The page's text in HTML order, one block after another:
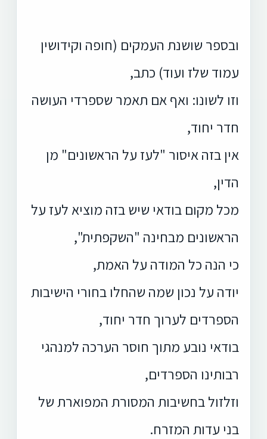
ובספר שושנת העמקים (חופה וקידושין
עמוד שלז ועוד) כתב,
וזו לשונו: ואף אם תאמר שספרדי העושה
חדר יחוד,
אין בזה איסור "לעז על הראשונים" מן
הדין,
מכל מקום בודאי שיש בזה מוציא לעז על
הראשונים מבחינה "השקפתית",
כי הנה כל המודה על האמת,
יודה על נכון שמה שהחלו בחורי הישיבות
הספרדים לערוך חדר יחוד,
בודאי נובע מתוך חוסר הערכה למנהגי
רבותינו הספרדים,
וזלזול בחשיבות המסורת המפוארת של
בני עדות המזרח.